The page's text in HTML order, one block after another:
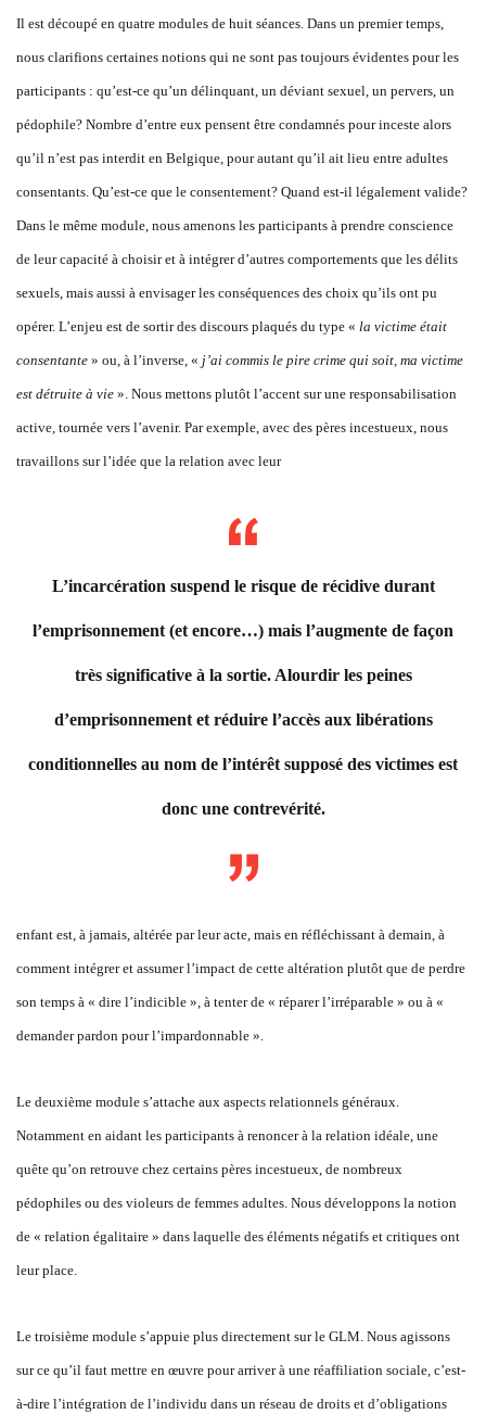
Il est découpé en quatre modules de huit séances. Dans un premier temps,
nous clarifions certaines notions qui ne sont pas toujours évidentes pour les
participants : qu’est-ce qu’un délinquant, un déviant sexuel, un pervers, un
pédophile? Nombre d’entre eux pensent être condamnés pour inceste alors
qu’il n’est pas interdit en Belgique, pour autant qu’il ait lieu entre adultes
consentants. Qu’est-ce que le consentement? Quand est-il légalement valide?
Dans le même module, nous amenons les participants à prendre conscience
de leur capacité à choisir et à intégrer d’autres comportements que les délits
sexuels, mais aussi à envisager les conséquences des choix qu’ils ont pu
opérer. L’enjeu est de sortir des discours plaqués du type « la victime était
consentante » ou, à l’inverse, « j’ai commis le pire crime qui soit, ma victime
est détruite à vie ». Nous mettons plutôt l’accent sur une responsabilisation
active, tournée vers l’avenir. Par exemple, avec des pères incestueux, nous
travaillons sur l’idée que la relation avec leur
L’incarcération suspend le risque de récidive durant
l’emprisonnement (et encore…) mais l’augmente de façon
très significative à la sortie. Alourdir les peines
d’emprisonnement et réduire l’accès aux libérations
conditionnelles au nom de l’intérêt supposé des victimes est
donc une contrevérité.
enfant est, à jamais, altérée par leur acte, mais en réfléchissant à demain, à
comment intégrer et assumer l’impact de cette altération plutôt que de perdre
son temps à « dire l’indicible », à tenter de « réparer l’irréparable » ou à «
demander pardon pour l’impardonnable ».
Le deuxième module s’attache aux aspects relationnels généraux.
Notamment en aidant les participants à renoncer à la relation idéale, une
quête qu’on retrouve chez certains pères incestueux, de nombreux
pédophiles ou des violeurs de femmes adultes. Nous développons la notion
de « relation égalitaire » dans laquelle des éléments négatifs et critiques ont
leur place.
Le troisième module s’appuie plus directement sur le GLM. Nous agissons
sur ce qu’il faut mettre en œuvre pour arriver à une réaffiliation sociale, c’est-
à-dire l’intégration de l’individu dans un réseau de droits et d’obligations